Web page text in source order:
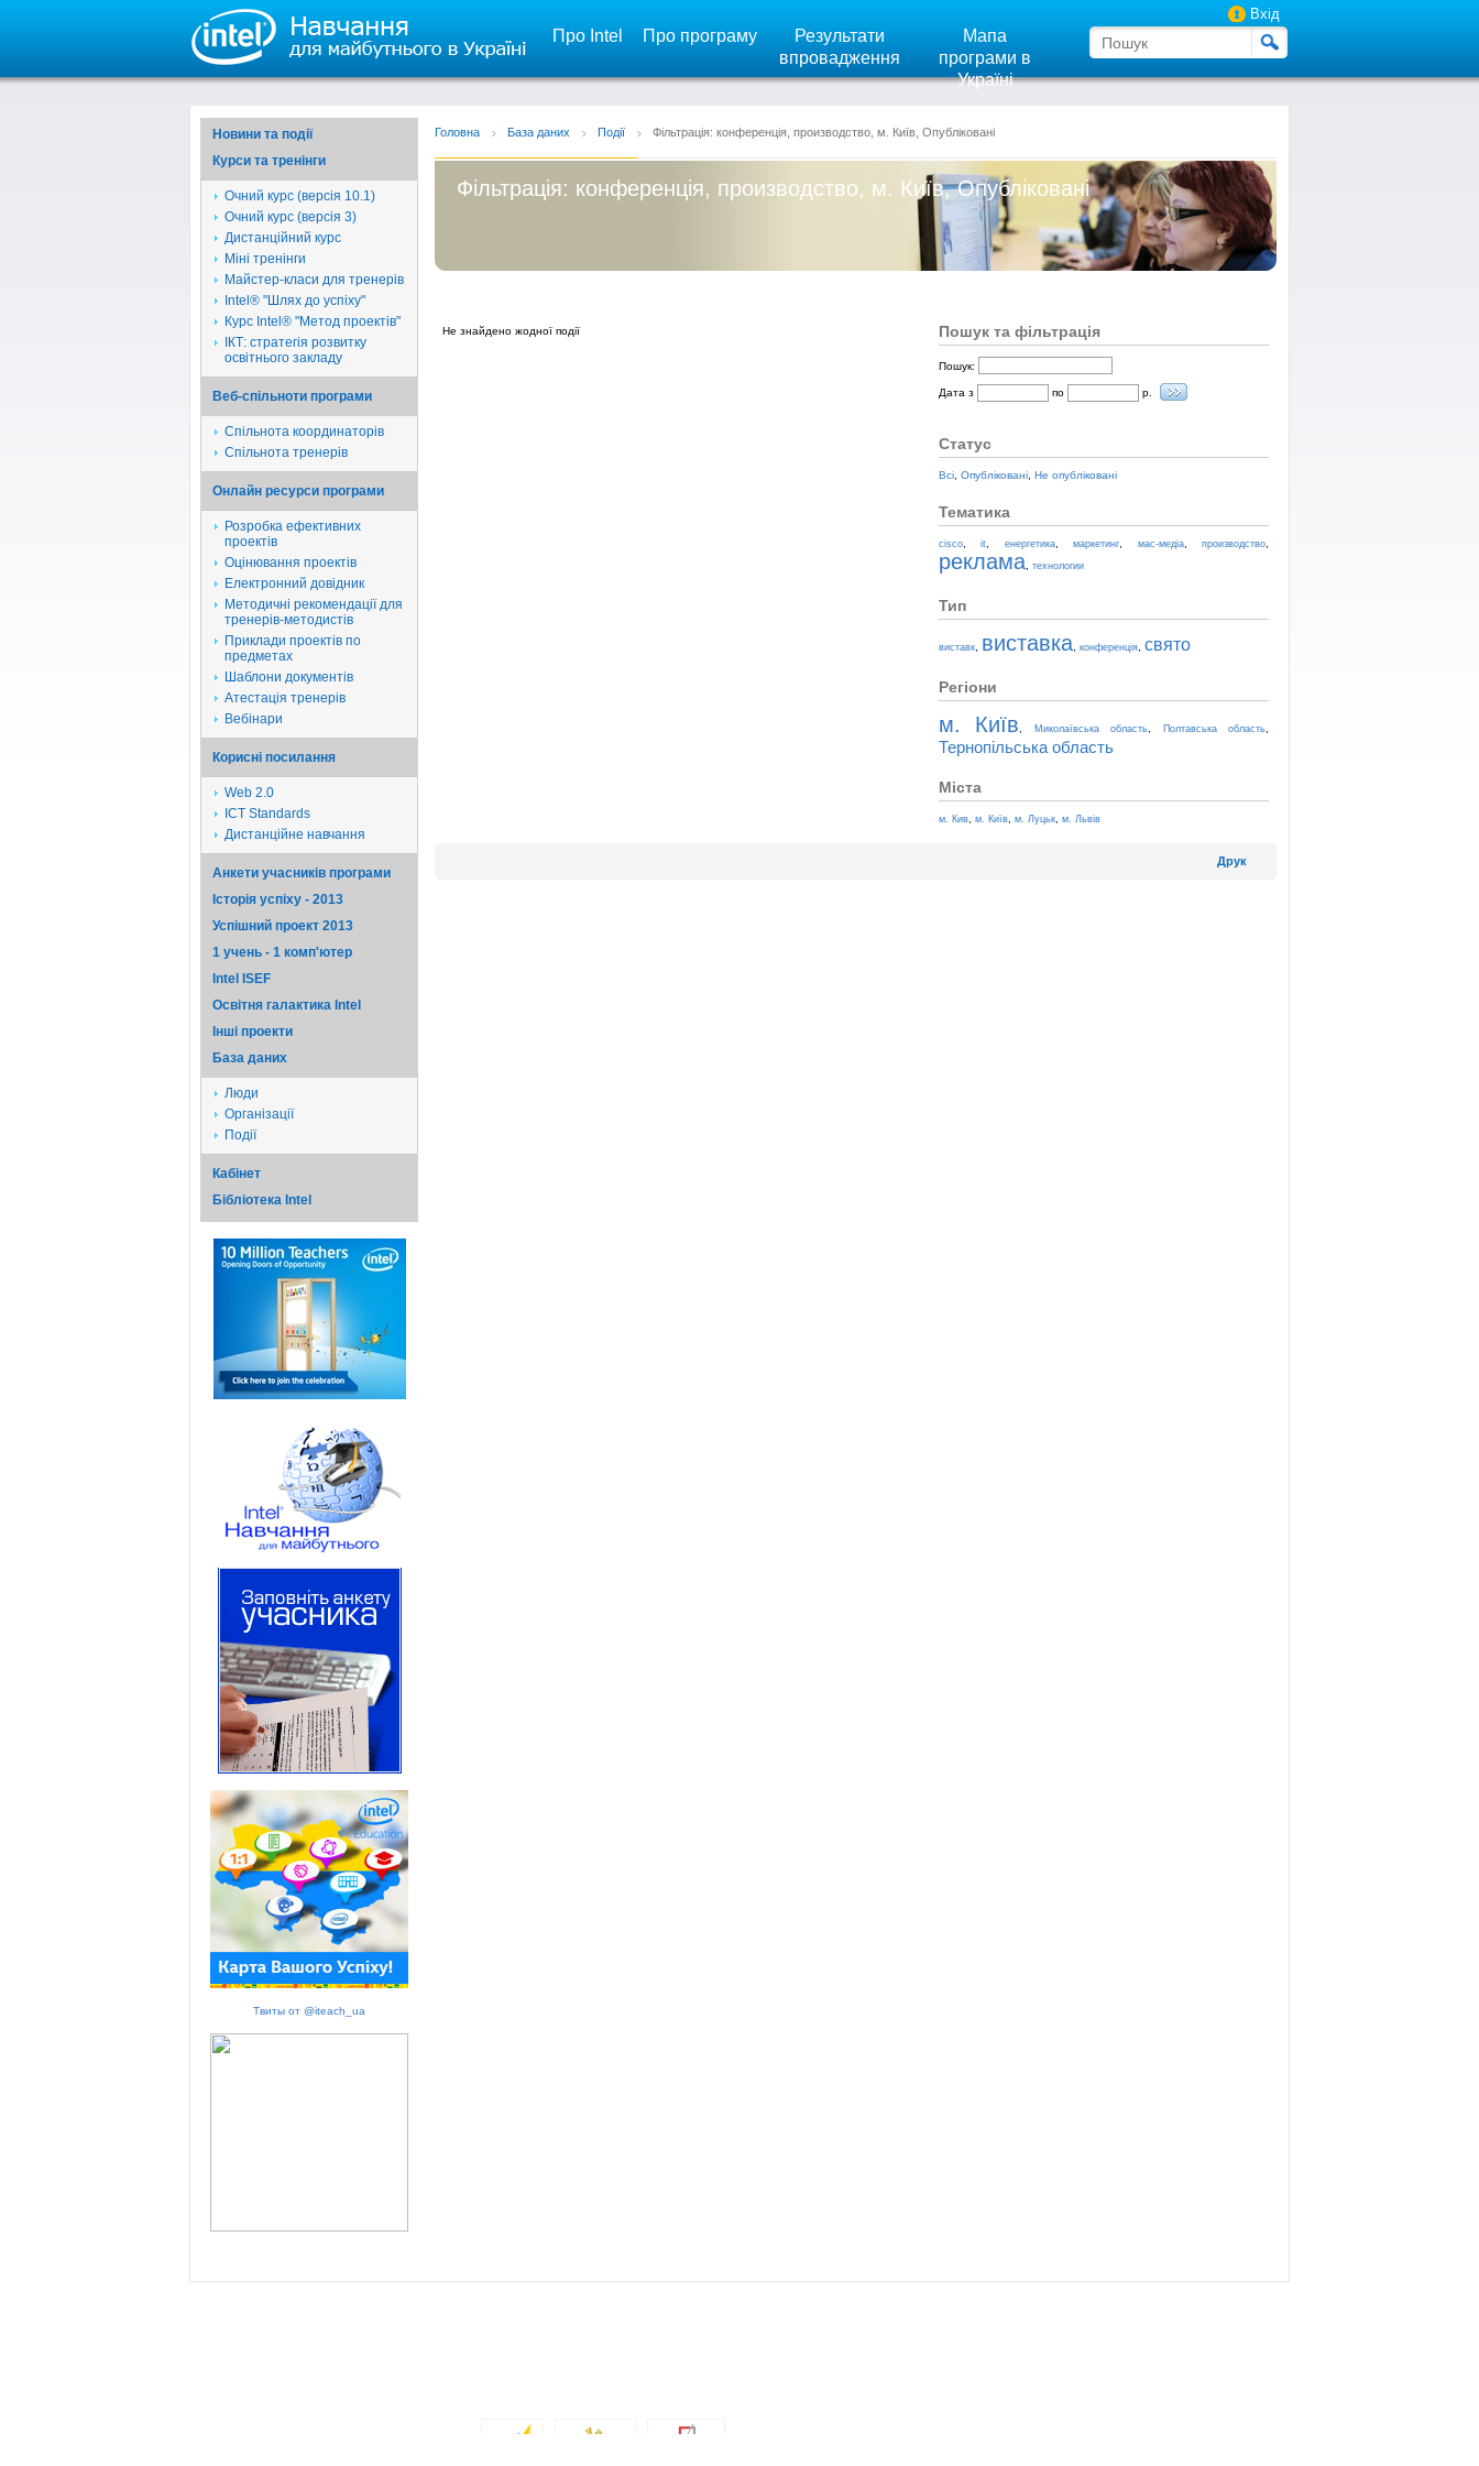
Вхід
Про Intel Про програму
Результати
впровадження
Мапа
програми в
Україні
Новини та події
Курси та тренінги
Очний курс (версія 10.1)
Очний курс (версія 3)
Дистанційний курс
Міні тренінги
Майстер-класи для тренерів
Intel® "Шлях до успіху"
Курс Intel® "Метод проектів"
ІКТ: стратегія розвитку
освітнього закладу
Веб-спільноти програми
Спільнота координаторів
Спільнота тренерів
Онлайн ресурси програми
Розробка ефективних
проектів
Оцінювання проектів
Електронний довідник
Методичні рекомендації для
тренерів-методистів
Приклади проектів по
предметах
Шаблони документів
Атестація тренерів
Вебінари
Корисні посилання
Web 2.0
ICT Standards
Дистанційне навчання
Анкети учасників програми
Історія успіху - 2013
Успішний проект 2013
1 учень - 1 комп'ютер
Intel ISEF
Освітня галактика Intel
Iншi проекти
База даних
Люди
Організації
Події
Кабінет
Бібліотека Intel
Твиты от @iteach_ua
Головна База даних Події Фільтрація: конференція, производство, м. Київ, Опубліковані
Фільтрація: конференція, производство, м. Київ, Опубліковані
Не знайдено жодної події Пошук та фільтрація
Пошук:
Дата з по р.
Статус
Всі Опубліковані Не опубліковані
Тематика
cisco ,it енергетика,маркетинг мас-медіа,производство
реклама технологии
Тип
виставк виставка конференція свято
Регіони
м. Київ Миколаївська область Полтавська область
Тернопільська область
Міста
м. Кив м. Київ м. Луцьк м. Львів
Друк